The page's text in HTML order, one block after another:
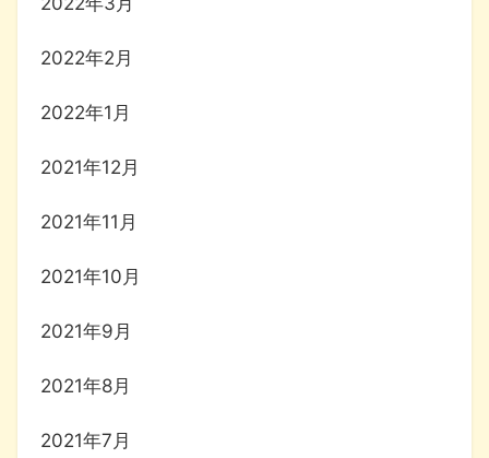
2022年2月
2022年1月
2021年12月
2021年11月
2021年10月
2021年9月
2021年8月
2021年7月